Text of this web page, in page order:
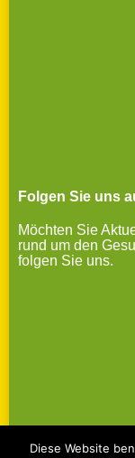
Folgen Sie uns
Möchten Sie
rund um den
folgen Sie uns.
Diese Website